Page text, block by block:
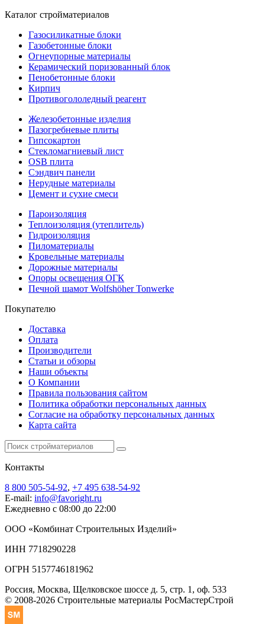
Каталог стройматериалов
Газосиликатные блоки
Газобетонные блоки
Огнеупорные материалы
Керамический поризованный блок
Пенобетонные блоки
Кирпич
Противогололедный реагент
Железобетонные изделия
Пазогребневые плиты
Гипсокартон
Стекломагниевый лист
OSB плита
Сэндвич панели
Нерудные материалы
Цемент и сухие смеси
Пароизоляция
Теплоизоляция (утеплитель)
Гидроизоляция
Пиломатериалы
Кровельные материалы
Дорожные материалы
Опоры освещения ОГК
Печной шамот Wolfshöher Tonwerke
Покупателю
Доставка
Оплата
Производители
Статьи и обзоры
Наши объекты
О Компании
Правила пользования сайтом
Политика обработки персональных данных
Согласие на обработку персональных данных
Карта сайта
Контакты
8 800 505-54-92, +7 495 638-54-92
E-mail: info@favoright.ru
Ежедневно с 08:00 до 22:00
ООО «Комбинат Строительных Изделий»
ИНН 7718290228
ОГРН 5157746181962
Россия, Москва, Щелковское шоссе д. 5, стр. 1, оф. 533
© 2008-2026 Строительные материалы РосМастерСтрой